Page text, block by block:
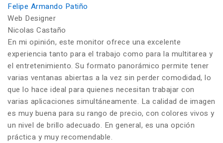
Felipe Armando Patiño
Web Designer
Nicolas Castaño
En mi opinión, este monitor ofrece una excelente
experiencia tanto para el trabajo como para la multitarea y
el entretenimiento. Su formato panorámico permite tener
varias ventanas abiertas a la vez sin perder comodidad, lo
que lo hace ideal para quienes necesitan trabajar con
varias aplicaciones simultáneamente. La calidad de imagen
es muy buena para su rango de precio, con colores vivos y
un nivel de brillo adecuado. En general, es una opción
práctica y muy recomendable.